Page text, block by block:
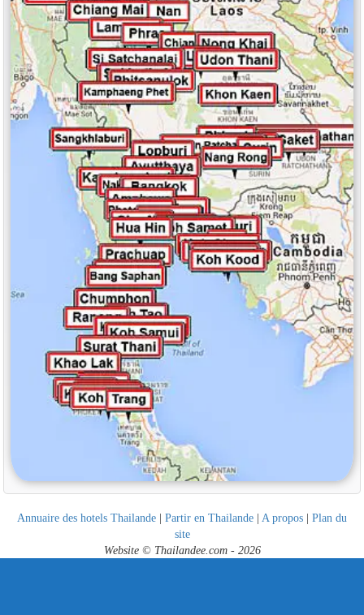
Annuaire des hotels Thailande | Partir en Thailande | A propos | Plan du
site
Website © Thailandee.com - 2026